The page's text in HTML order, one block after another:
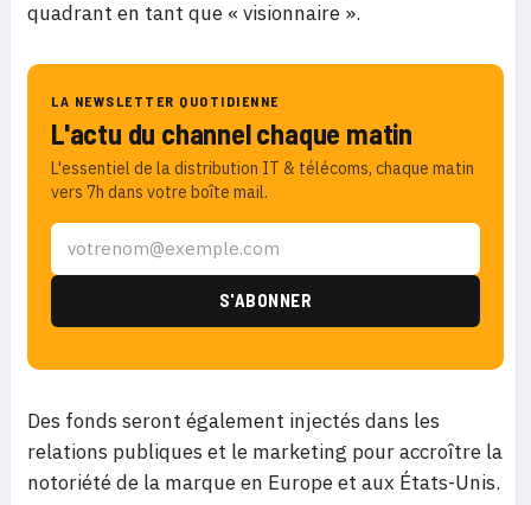
quadrant en tant que « visionnaire ».
LA NEWSLETTER QUOTIDIENNE
L'actu du channel chaque matin
L'essentiel de la distribution IT & télécoms, chaque matin
vers 7h dans votre boîte mail.
Des fonds seront également injectés dans les
relations publiques et le marketing pour accroître la
notoriété de la marque en Europe et aux États-Unis.